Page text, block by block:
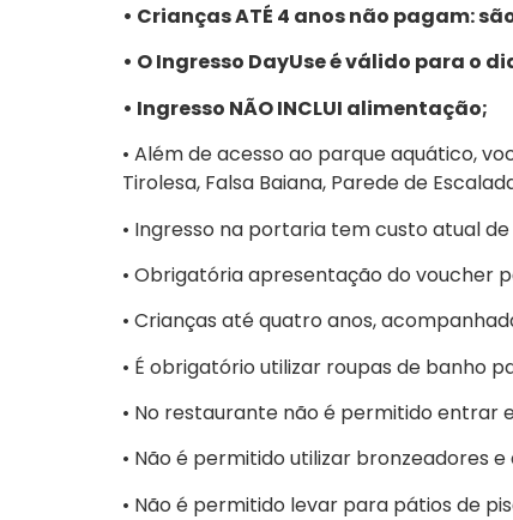
• Crianças ATÉ 4 anos não pagam:
• O Ingresso DayUse é válido para o
• Ingresso NÃO INCLUI alimentação;
• Além de acesso ao parque aquático,
Tirolesa, Falsa Baiana, Parede de
• Ingresso na portaria tem custo atual de
• Obrigatória apresentação do voucher
• Crianças até quatro anos,
• É obrigatório utilizar roupas de banho
• No restaurante não é permitido entrar
• Não é permitido utilizar bronzeadores
• Não é permitido levar para pátios de